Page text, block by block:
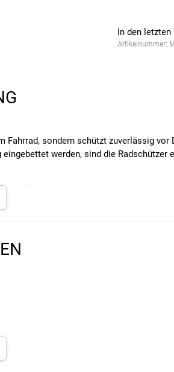
In den
Artikelnummer:
sondern schützt zuverlässig vor
werden, sind die Radschützer
Basic
blockiert. Die V-Streben mit